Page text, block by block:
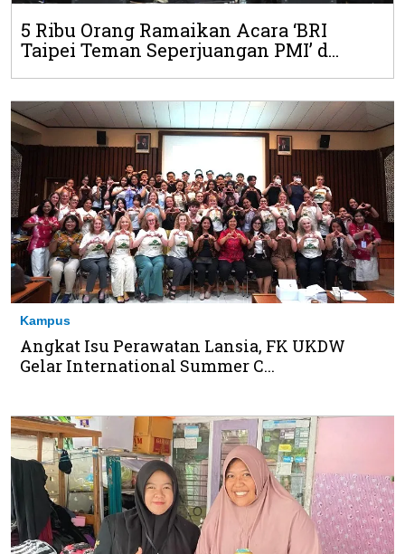
5 Ribu Orang Ramaikan Acara ‘BRI
Taipei Teman Seperjuangan PMI’ d...
Kampus
Angkat Isu Perawatan Lansia, FK UKDW
Gelar International Summer C...